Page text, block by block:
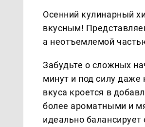
Осенний кулинарный
вкусным!
а неотъемлемой
Забудьте о сложных
минут и под силу
вкуса кроется в
более ароматными и
идеально